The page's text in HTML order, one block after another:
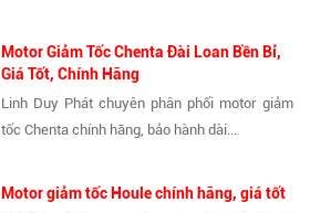
Motor Giảm Tốc Chenta Đài Loan Bền Bỉ,
Giá Tốt, Chính Hãng
Linh Duy Phát chuyên phân phối motor giảm
tốc Chenta chính hãng, bảo hành dài...
Motor giảm tốc Houle chính hãng, giá tốt